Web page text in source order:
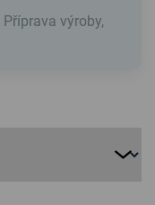
Příprava výroby,